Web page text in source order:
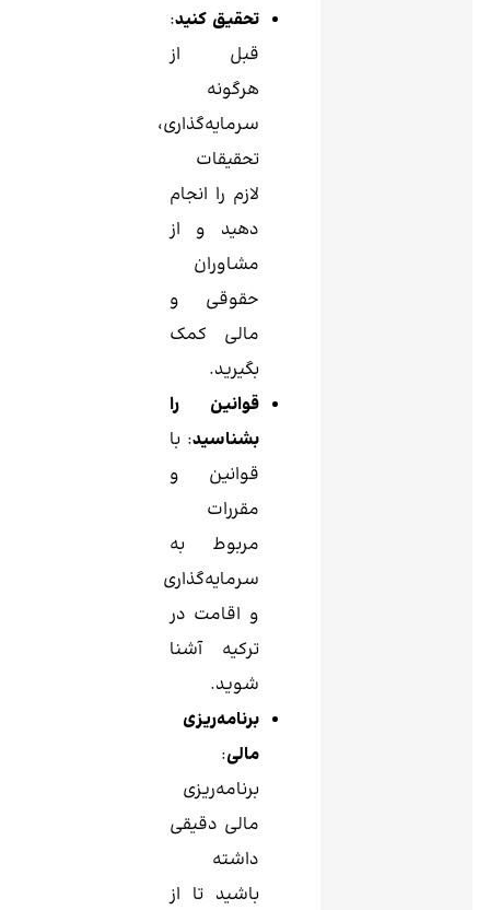
تحقیق کنید:
قبل از
هرگونه
سرمایه‌گذاری،
تحقیقات
لازم را انجام
دهید و از
مشاوران
حقوقی و
مالی کمک
بگیرید.
قوانین را
بشناسید: با
قوانین و
مقررات
مربوط به
سرمایه‌گذاری
و اقامت در
ترکیه آشنا
شوید.
برنامه‌ریزی
مالی:
برنامه‌ریزی
مالی دقیقی
داشته
باشید تا از